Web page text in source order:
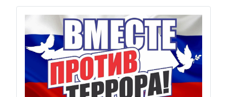
Previous Next